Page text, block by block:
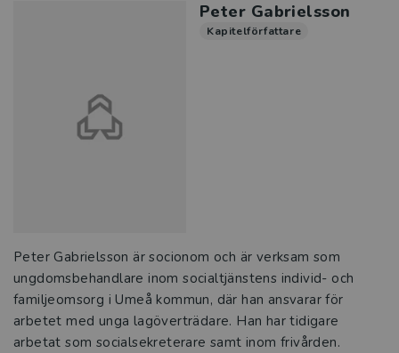
Peter Gabrielsson
Kapitelförfattare
Peter Gabrielsson är socionom och är verksam som
ungdomsbehandlare inom socialtjänstens individ- och
familjeomsorg i Umeå kommun, där han ansvarar för
arbetet med unga lagöverträdare. Han har tidigare
arbetat som socialsekreterare samt inom frivården.